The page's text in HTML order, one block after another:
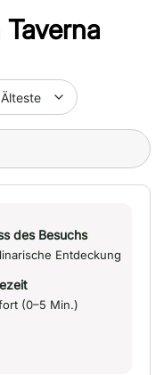
Taverna
des Besuchs
Entdeckung
(0–5 Min.)